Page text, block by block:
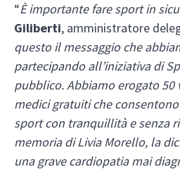
“È importante fare sport in
Giliberti, amministratore
questo il messaggio che
partecipando all’iniziativa di
pubblico. Abbiamo erogato 50
medici gratuiti che
sport con tranquillità e senza
memoria di Livia Morello, la
una grave cardiopatia mai